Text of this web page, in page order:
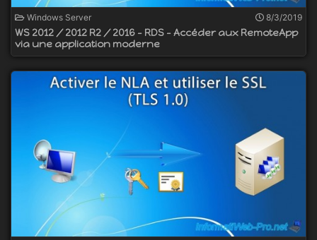
Windows Server 8/3/2019
WS 2012 / 2012 R2 / 2016 - RDS - Accéder aux RemoteApp
via une application moderne